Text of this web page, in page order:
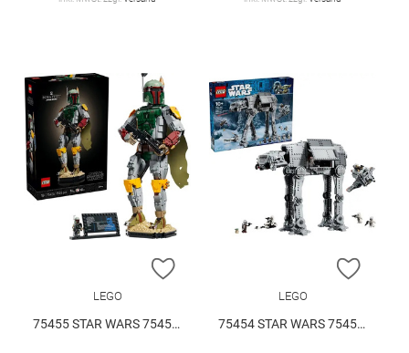
ZUR WUNSCHLISTE HINZUFÜGEN
LEGO
75455 STAR WARS 75455 V29
ZUR
LEGO
75454 STAR WARS 75454 V29